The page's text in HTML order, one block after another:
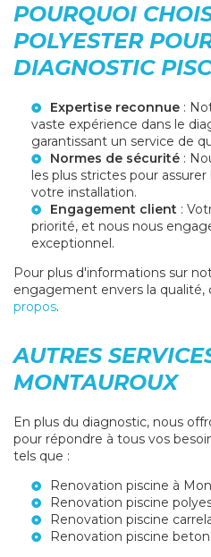
POURQUOI
POLYESTER
DIAGNOSTIC
Expertise reconnue :
vaste expérience dans le
garantissant un service de
Normes de sécurité :
les plus strictes pour
votre installation.
Engagement client :
priorité, et nous nous
exceptionnel.
Pour plus d'informations sur
engagement envers la qualité,
propos.
AUTRES
MONTAUROUX
En plus du diagnostic, nous
pour répondre à tous vos
tels que :
Renovation piscine à
Renovation piscine
Renovation piscine
Renovation piscine